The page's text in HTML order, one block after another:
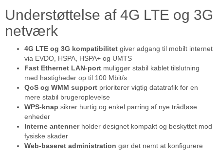
Understøttelse af 4G LTE og 3G
netværk
4G LTE og 3G kompatibilitet giver adgang til mobilt internet
via EVDO, HSPA, HSPA+ og UMTS
Fast Ethernet LAN-port muliggør stabil kablet tilslutning
med hastigheder op til 100 Mbit/s
QoS og WMM support prioriterer vigtig datatrafik for en
mere stabil brugeroplevelse
WPS-knap sikrer hurtig og enkel parring af nye trådløse
enheder
Interne antennerholder designet kompakt og beskyttet mod
fysiske skader
Web-baseret administration gør det nemt at konfigurere